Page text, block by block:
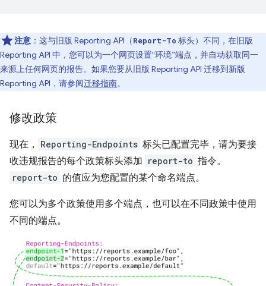
注意 ：这与旧版 Reporting API（Report-To 标头）不同，在旧版
Reporting API 中，您可以为一个网页设置“环境”端点，并自动获取同一
来源上任何网页的报告。如果您要从旧版 Reporting API 迁移到新版
Reporting API，请参阅迁移指南。
修改政策
现在， Reporting-Endpoints 标头已配置完毕，请为要接
收违规报告的每个政策标头添加 report-to 指令。
report-to 的值应为您配置的某个命名端点。
您可以为多个政策使用多个端点，也可以在不同政策中使用
不同的端点。